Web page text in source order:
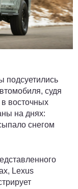
подсуетились
судя
восточных
на днях:
снегом
Lexus